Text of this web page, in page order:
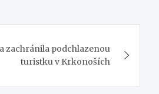
zachránila podchlazenou
turistku v Krkonoších